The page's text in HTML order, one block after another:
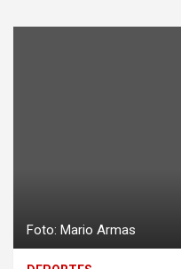
Foto: Mario Armas